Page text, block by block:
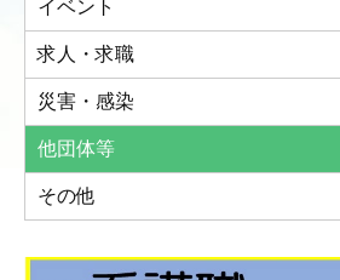
イベント
求人・求職
災害・感染
他団体等
その他